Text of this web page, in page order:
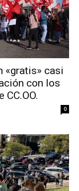
«gratis» casi
con los
0